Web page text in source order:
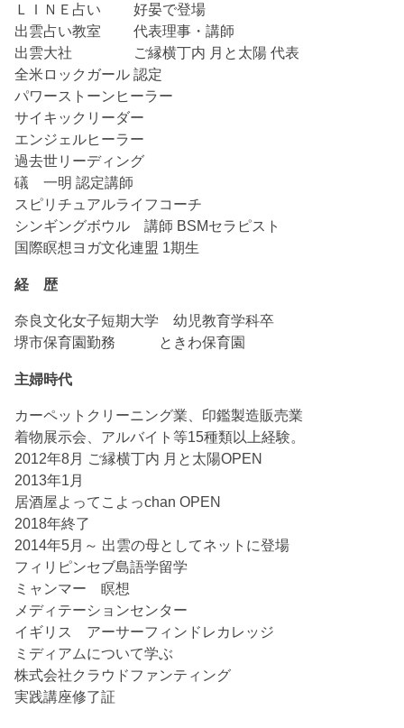
ＬＩＮＥ占い 好晏で登場
出雲占い教室 代表理事・講師
出雲大社 ご縁横丁内 月と太陽 代表
全米ロックガール 認定
パワーストーンヒーラー
サイキックリーダー
エンジェルヒーラー
過去世リーディング
礒 一明 認定講師
スピリチュアルライフコーチ
シンギングボウル 講師 BSMセラピスト
国際瞑想ヨガ文化連盟 1期生
経 歴
奈良文化女子短期大学 幼児教育学科卒
堺市保育園勤務 ときわ保育園
主婦時代
カーペットクリーニング業、印鑑製造販売業
着物展示会、アルバイト等15種類以上経験。
2012年8月 ご縁横丁内 月と太陽OPEN
2013年1月
居酒屋よってこよっchan OPEN
2018年終了
2014年5月～ 出雲の母としてネットに登場
フィリピンセブ島語学留学
ミャンマー 瞑想
メディテーションセンター
イギリス アーサーフィンドレカレッジ
ミディアムについて学ぶ
株式会社クラウドファンティング
実践講座修了証